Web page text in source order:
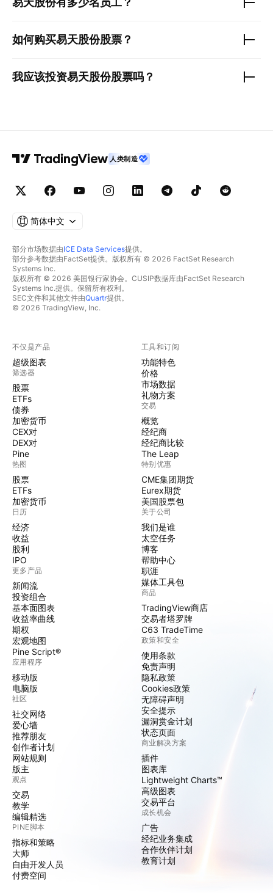
如何购买易天股份股票？
我应该投资易天股份股票吗？
人类制造
简体中文
部分市场数据由ICE Data Services提供。
部分参考数据由FactSet提供。版权所有 © 2026 FactSet Research
Systems Inc.
版权所有 © 2026 美国银行家协会。CUSIP数据库由FactSet Research
Systems Inc.提供。保留所有权利。
SEC文件和其他文件由Quartr提供。
© 2026 TradingView, Inc.
不仅是产品
超级图表
筛选器
股票
ETFs
债券
加密货币
CEX对
DEX对
Pine
热图
股票
ETFs
加密货币
日历
经济
收益
股利
IPO
更多产品
新闻流
投资组合
基本面图表
收益率曲线
期权
宏观地图
Pine Script®
应用程序
移动版
电脑版
社区
社交网络
爱心墙
推荐朋友
创作者计划
网站规则
版主
观点
交易
教学
编辑精选
PINE脚本
指标和策略
大师
自由开发人员
付费空间
工具和订阅
功能特色
价格
市场数据
礼物方案
交易
概览
经纪商
经纪商比较
The Leap
特别优惠
CME集团期货
Eurex期货
美国股票包
关于公司
我们是谁
太空任务
博客
帮助中心
职涯
媒体工具包
商品
TradingView商店
交易者塔罗牌
C63 TradeTime
政策和安全
使用条款
免责声明
隐私政策
Cookies政策
无障碍声明
安全提示
漏洞赏金计划
状态页面
商业解决方案
插件
图表库
Lightweight Charts™
高级图表
交易平台
成长机会
广告
经纪业务集成
合作伙伴计划
教育计划